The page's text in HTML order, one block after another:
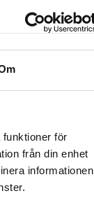
funktioner för
från din enhet
informationen